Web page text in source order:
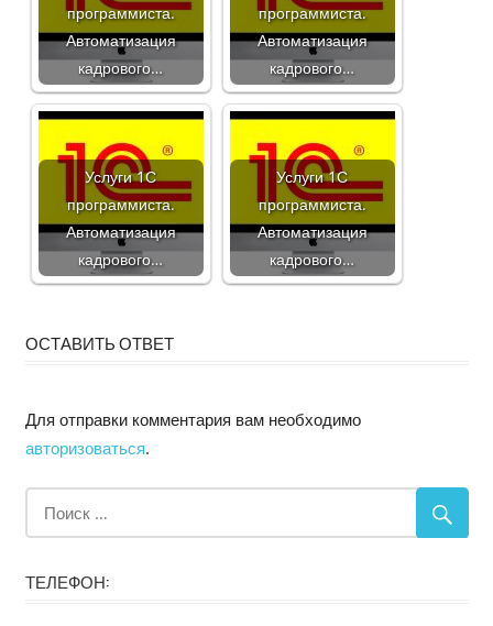
программиста.
Автоматизация
кадрового…
программиста.
Автоматизация
кадрового…
Услуги 1С
программиста.
Автоматизация
кадрового…
Услуги 1С
программиста.
Автоматизация
кадрового…
ОСТАВИТЬ ОТВЕТ
Для отправки комментария вам необходимо
авторизоваться.
ТЕЛЕФОН: